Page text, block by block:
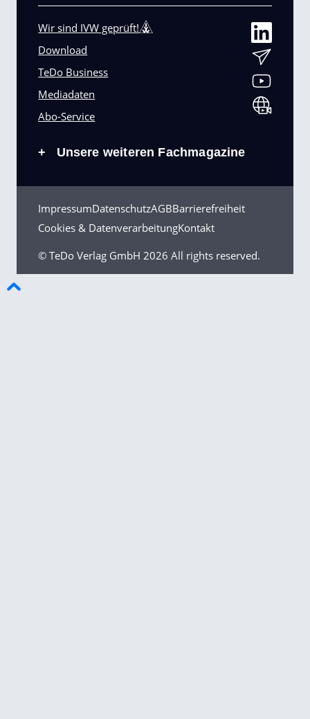
Wir sind IVW geprüft!
Download
TeDo Business
Mediadaten
Abo-Service
+ Unsere weiteren Fachmagazine
ImpressumDatenschutzAGBBarrierefreiheit
Cookies & DatenverarbeitungKontakt
© TeDo Verlag GmbH2026 All rights reserved.